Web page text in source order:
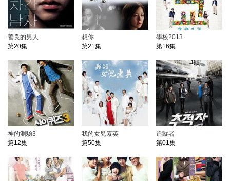
善良的男人
第20集
想你
第21集
學校2013
第16集
神的測驗3
第12集
我的女兒素英
第50集
追蹤者
第01集